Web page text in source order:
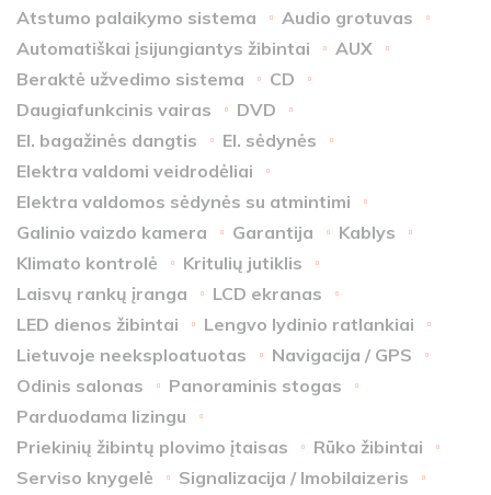
Atstumo palaikymo sistema
Audio grotuvas
Automatiškai įsijungiantys žibintai
AUX
Beraktė užvedimo sistema
CD
Daugiafunkcinis vairas
DVD
El. bagažinės dangtis
El. sėdynės
Elektra valdomi veidrodėliai
Elektra valdomos sėdynės su atmintimi
Galinio vaizdo kamera
Garantija
Kablys
Klimato kontrolė
Kritulių jutiklis
Laisvų rankų įranga
LCD ekranas
LED dienos žibintai
Lengvo lydinio ratlankiai
Lietuvoje neeksploatuotas
Navigacija / GPS
Odinis salonas
Panoraminis stogas
Parduodama lizingu
Priekinių žibintų plovimo įtaisas
Rūko žibintai
Serviso knygelė
Signalizacija / Imobilaizeris